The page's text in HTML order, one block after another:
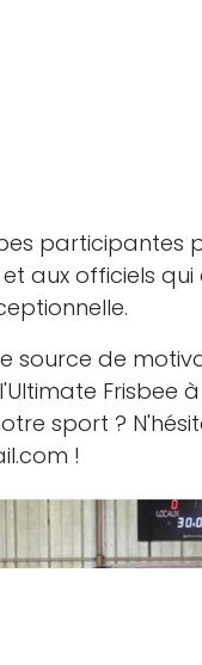
participantes
aux officiels
source de
Frisbee à
sport ?
!